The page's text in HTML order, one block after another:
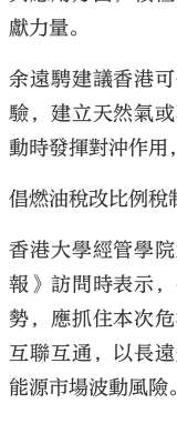
獻力量。
余遠騁建議香港
驗，建立天然氣
動時發揮對沖作用
倡燃油稅改比例稅
香港大學經管學
報》訪問時表示
勢，應抓住本次
互聯互通，以長
能源市場波動風險。